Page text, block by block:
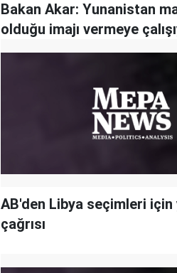
Bakan Akar: Yunanistan
olduğu imajı vermeye
AB'den Libya seçimleri için
çağrısı